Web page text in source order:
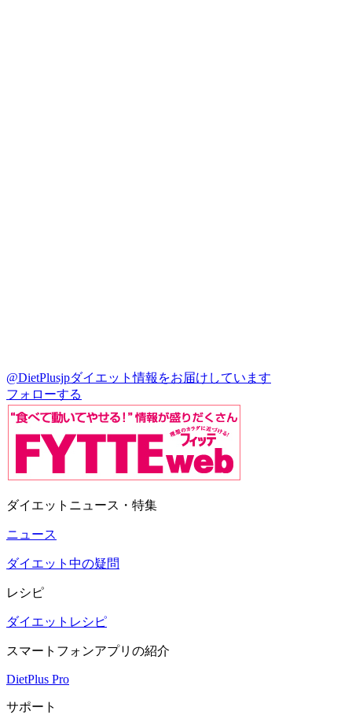
@DietPlusjpダイエット情報をお届けしています
フォローする
ダイエットニュース・特集
ニュース
ダイエット中の疑問
レシピ
ダイエットレシピ
スマートフォンアプリの紹介
DietPlus Pro
サポート